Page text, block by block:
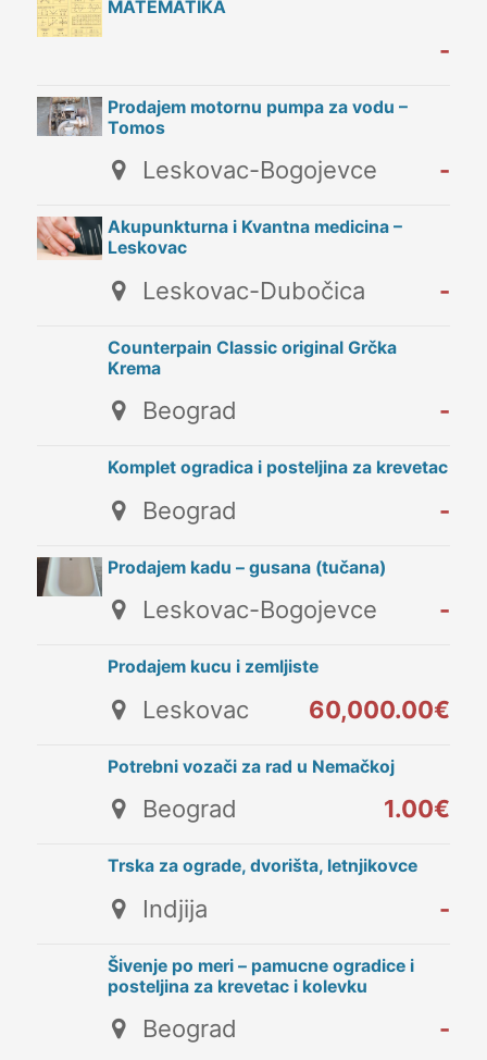
MATEMATIKA
-
Prodajem motornu pumpa za vodu –
Tomos
Leskovac-Bogojevce -
Akupunkturna i Kvantna medicina –
Leskovac
Leskovac-Dubočica -
Counterpain Classic original Grčka
Krema
Beograd -
Komplet ogradica i posteljina za krevetac
Beograd -
Prodajem kadu – gusana (tučana)
Leskovac-Bogojevce -
Prodajem kucu i zemljiste
Leskovac 60,000.00€
Potrebni vozači za rad u Nemačkoj
Beograd 1.00€
Trska za ograde, dvorišta, letnjikovce
Indjija -
Šivenje po meri – pamucne ogradice i
posteljina za krevetac i kolevku
Beograd -